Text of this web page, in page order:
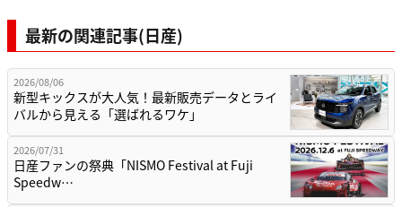
最新の関連記事(日産)
2026/08/06
新型キックスが大人気！最新販売データとライ
バルから見える「選ばれるワケ」
2026/07/31
日産ファンの祭典「NISMO Festival at Fuji
Speedw…